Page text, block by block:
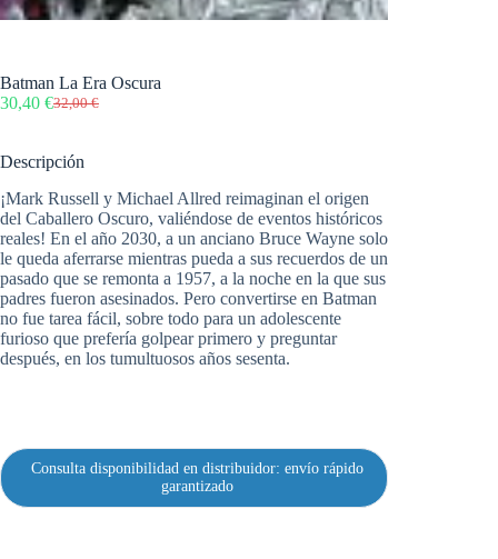
Batman La Era Oscura
32,00€
El
original
era:
32,00 €.
30,40 €El
actual
es:
30,40 €.
Descripción
¡Mark Russell y Michael Allred reimaginan el origen
del Caballero Oscuro, valiéndose de eventos históricos
reales! En el año 2030, a un anciano Bruce Wayne solo
le queda aferrarse mientras pueda a sus recuerdos de un
pasado que se remonta a 1957, a la noche en la que sus
padres fueron asesinados. Pero convertirse en Batman
no fue tarea fácil, sobre todo para un adolescente
furioso que prefería golpear primero y preguntar
después, en los tumultuosos años sesenta.
Consulta disponibilidad en distribuidor: envío rápido
garantizado